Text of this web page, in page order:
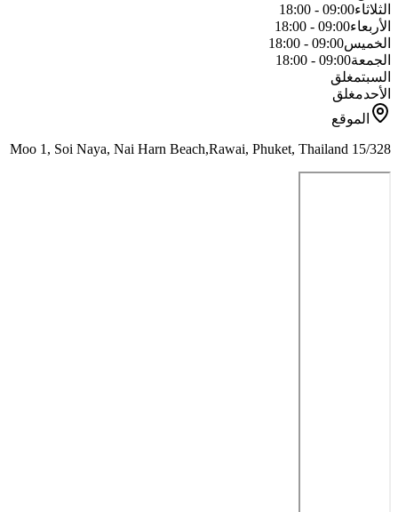
الثلاثاء09:00 - 18:00
الأربعاء09:00 - 18:00
الخميس09:00 - 18:00
الجمعة09:00 - 18:00
السبتمغلق
الأحدمغلق
الموقع
15/328 Moo 1, Soi Naya, Nai Harn Beach,Rawai, Phuket, Thailand